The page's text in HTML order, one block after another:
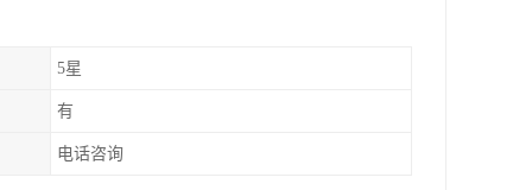
5星
有
电话咨询